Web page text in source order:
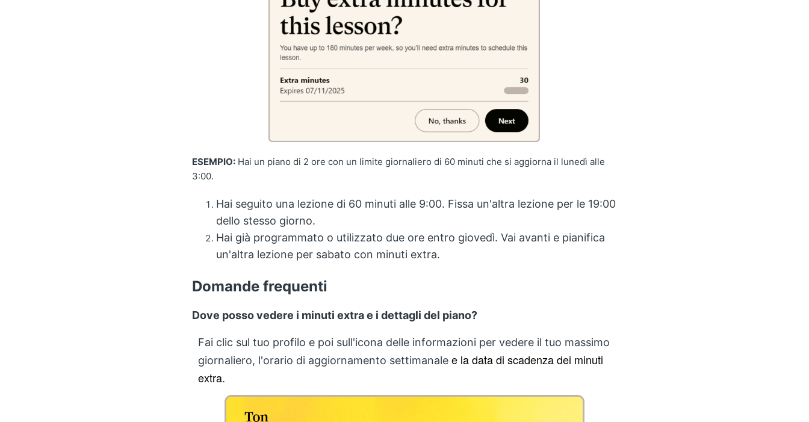
ESEMPIO: Hai un piano di 2 ore con un limite giornaliero di 60 minuti che si aggiorna il lunedì alle
3:00.
Hai seguito una lezione di 60 minuti alle 9:00. Fissa un'altra lezione per le 19:00
dello stesso giorno.
Hai già programmato o utilizzato due ore entro giovedì. Vai avanti e pianifica
un'altra lezione per sabato con minuti extra.
Domande frequenti
Dove posso vedere i minuti extra e i dettagli del piano?
Fai clic sul tuo profilo e poi sull'icona delle informazioni per vedere il tuo massimo
giornaliero, l'orario di aggiornamento settimanale e la data di scadenza dei minuti
extra.